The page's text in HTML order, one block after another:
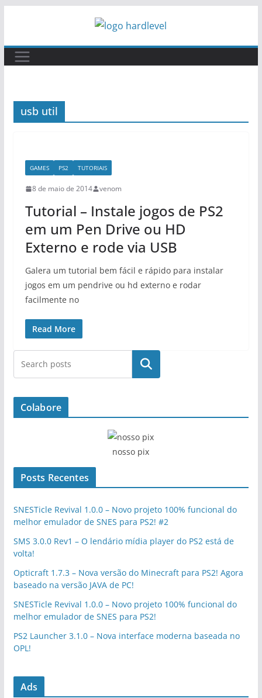
o
conteúdo
usb util
GAMES PS2 TUTORIAIS
8 de maio de 2014 venom
Tutorial – Instale jogos de PS2
em um Pen Drive ou HD
Externo e rode via USB
Galera um tutorial bem fácil e rápido para instalar
jogos em um pendrive ou hd externo e rodar
facilmente no
Read More
Pesquisar
Colabore
nosso pix
Posts Recentes
SNESTicle Revival 1.0.0 – Novo projeto 100% funcional do
melhor emulador de SNES para PS2! #2
SMS 3.0.0 Rev1 – O lendário mídia player do PS2 está de
volta!
Opticraft 1.7.3 – Nova versão do Minecraft para PS2! Agora
baseado na versão JAVA de PC!
SNESTicle Revival 1.0.0 – Novo projeto 100% funcional do
melhor emulador de SNES para PS2!
PS2 Launcher 3.1.0 – Nova interface moderna baseada no
OPL!
Ads